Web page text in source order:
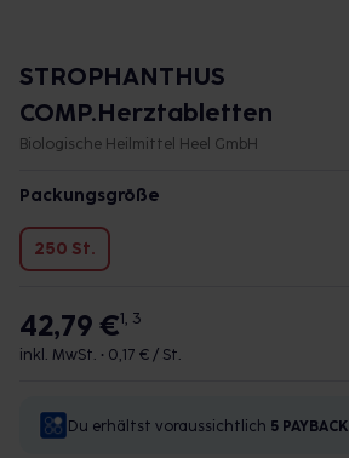
STROPHANTHUS
COMP.Herztabletten
Biologische Heilmittel Heel GmbH
Packungsgröße
250 St.
42,79 €1, 3
inkl. MwSt. • 0,17 € / St.
Du erhältst voraussichtlich 5 PAYBACK